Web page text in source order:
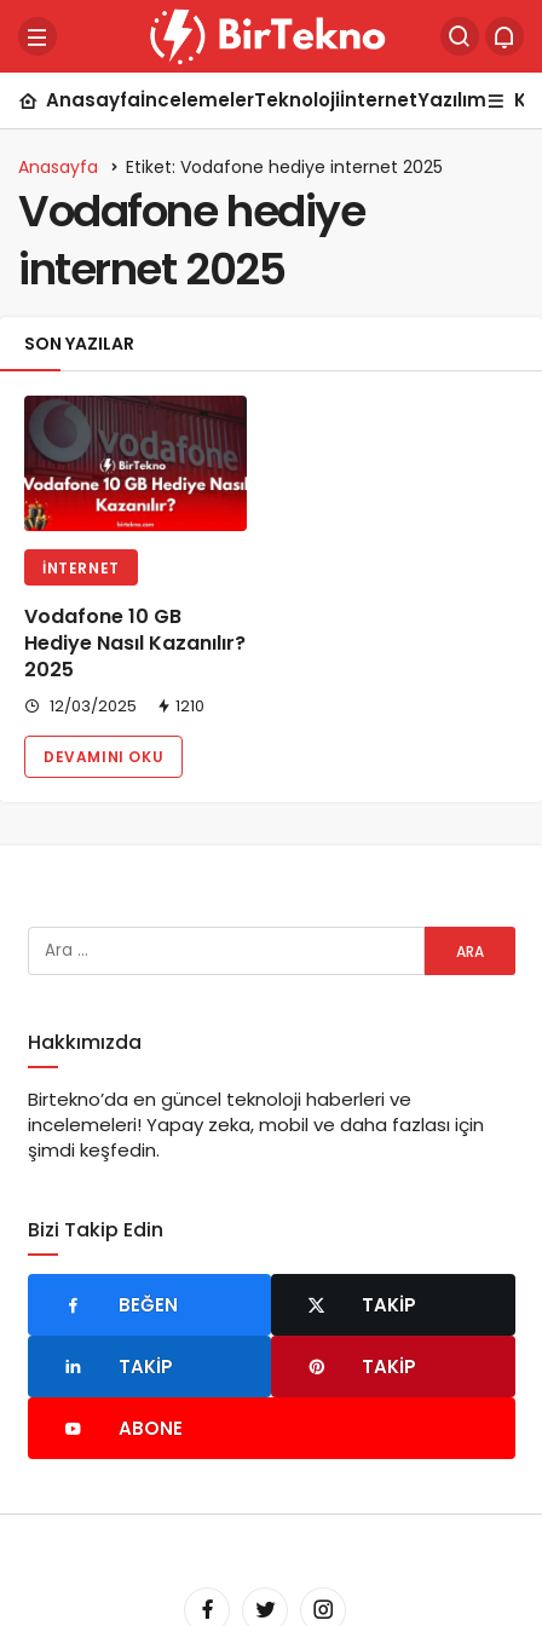
AnasayfaİncelemelerTeknolojiİnternetYazılım
Anasayfa Etiket: Vodafone hediye internet 2025
Vodafone hediye
internet 2025
SON YAZILAR
İNTERNET
Vodafone 10 GB
Hediye Nasıl Kazanılır?
2025
12/03/2025 1210
DEVAMINI OKU
Hakkımızda
Birtekno’da en güncel teknoloji haberleri ve
incelemeleri! Yapay zeka, mobil ve daha fazlası için
şimdi keşfedin.
Bizi Takip Edin
BEĞEN TAKIP
TAKIP TAKIP
ABONE